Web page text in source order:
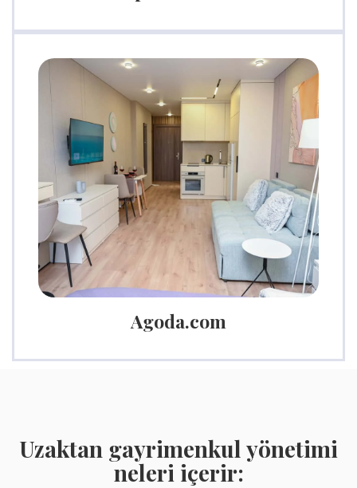
Agoda.com
Uzaktan gayrimenkul yönetimi
neleri içerir: